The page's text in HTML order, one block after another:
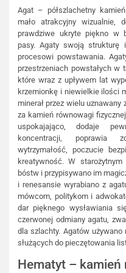
Agat – półszlachetny
mało atrakcyjny wizualnie,
prawdziwe ukryte piękno w
pasy. Agaty swoją strukturę
procesowi powstawania.
przestrzeniach powstałych w
które wraz z upływem lat
krzemionkę i niewielkie ilości
minerał przez wielu
za kamień równowagi
uspokajająco, dodaje
koncentracji, poprawia
wytrzymałość, poczucie
kreatywność. W
bóstw i przypisywano im
i renesansie wyrabiano z
mówcom, politykom i
dar pięknego wysławiania
czerwonej odmiany agatu,
dla szlachty. Agatów używano
służących do pieczętowania
Hematyt – kamień